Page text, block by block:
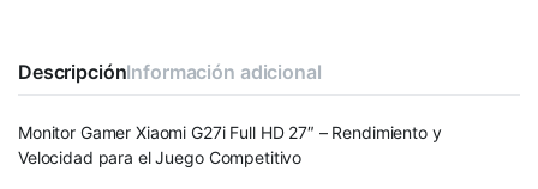
DescripciónInformación adicional
Monitor Gamer Xiaomi G27i Full HD 27″ – Rendimiento y
Velocidad para el Juego Competitivo